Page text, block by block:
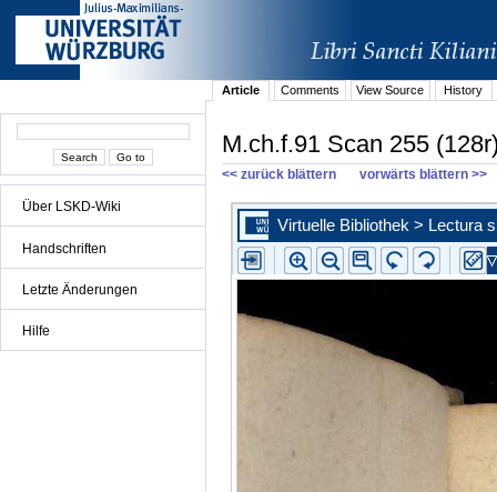
Über LSKD-Wiki
Handschriften
Letzte Änderungen
Hilfe
Article Comments View Source History
M.ch.f.91 Scan 255
<< zurück blättern vorwärts blättern >>